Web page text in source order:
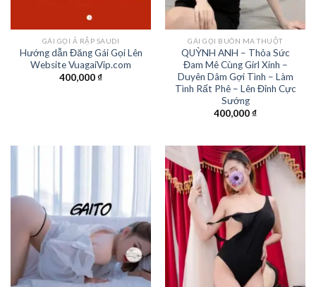
GÁI GỌI Ả RẬP SAUDI
Hướng dẫn Đăng Gái Gọi Lên
Website VuagaiVip.com
400,000₫
GÁI GỌI BUÔN MA THUỘT
QUỲNH ANH – Thỏa Sức
Đam Mê Cùng Girl Xinh –
Duyên Dâm Gợi Tình – Làm
Tình Rất Phê – Lên Đỉnh Cực
Sướng
400,000₫